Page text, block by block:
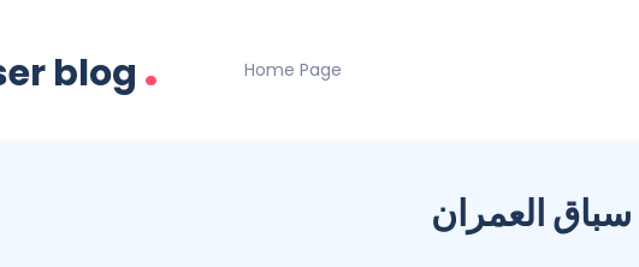
blog . Home Page
سباق العمران